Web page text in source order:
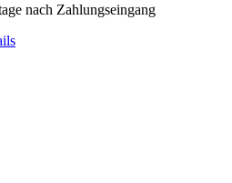
nach Zahlungseingang